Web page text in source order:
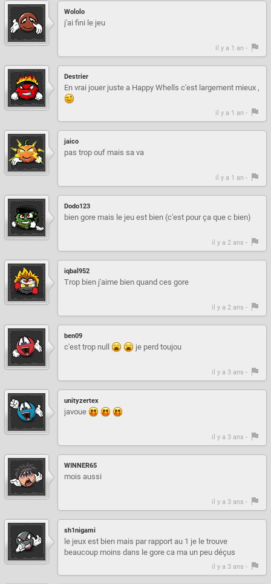
Wololo
j'ai fini le jeu
il y a 1 an -
Destrier
En vrai jouer juste a Happy Whells c'est largement mieux ,
il y a 1 an -
jaico
pas trop ouf mais sa va
il y a 1 an -
Dodo123
bien gore mais le jeu est bien (c'est pour ça que c bien)
il y a 2 ans -
iqbal952
Trop bien j'aime bien quand ces gore
il y a 2 ans -
ben09
c'est trop null je perd toujou
il y a 3 ans -
unityzertex
javoue
il y a 3 ans -
WINNER65
mois aussi
il y a 3 ans -
sh1nigami
le jeux est bien mais par rapport au 1 je le trouve
beaucoup moins dans le gore ca ma un peu déçus
il y a 3 ans -